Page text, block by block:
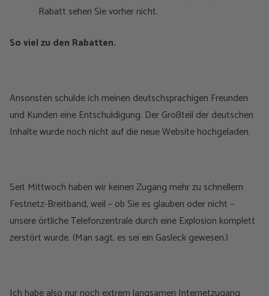
Rabatt sehen Sie vorher nicht.
So viel zu den Rabatten.
Ansonsten schulde ich meinen deutschsprachigen Freunden
und Kunden eine Entschuldigung. Der Großteil der deutschen
Inhalte wurde noch nicht auf die neue Website hochgeladen.
Seit Mittwoch haben wir keinen Zugang mehr zu schnellem
Festnetz-Breitband, weil – ob Sie es glauben oder nicht –
unsere örtliche Telefonzentrale durch eine Explosion komplett
zerstört wurde. (Man sagt, es sei ein Gasleck gewesen.)